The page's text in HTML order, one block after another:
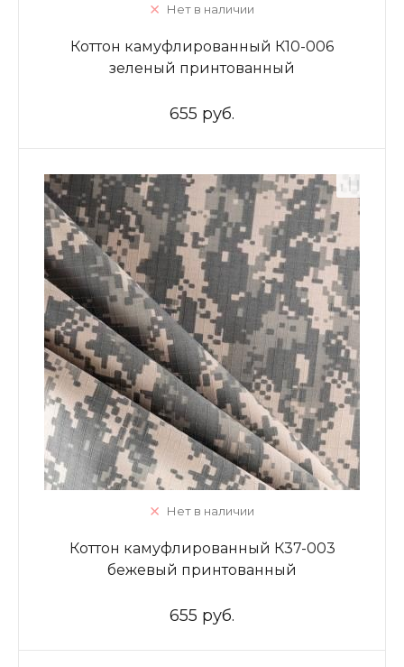
Нет в наличии
Коттон камуфлированный К10-006
зеленый принтованный
655 руб.
Нет в наличии
Коттон камуфлированный К37-003
бежевый принтованный
655 руб.